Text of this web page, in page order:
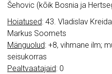
Šehovic (kõik Bosnia ja
Hoiatused: 43. Vladislav
Markus Soomets
Mänguolud: +8, vihmane ilm;
seisukorras
Pealtvaatajaid: 0